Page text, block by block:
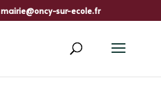
mairie@oncy-sur-ecole.fr